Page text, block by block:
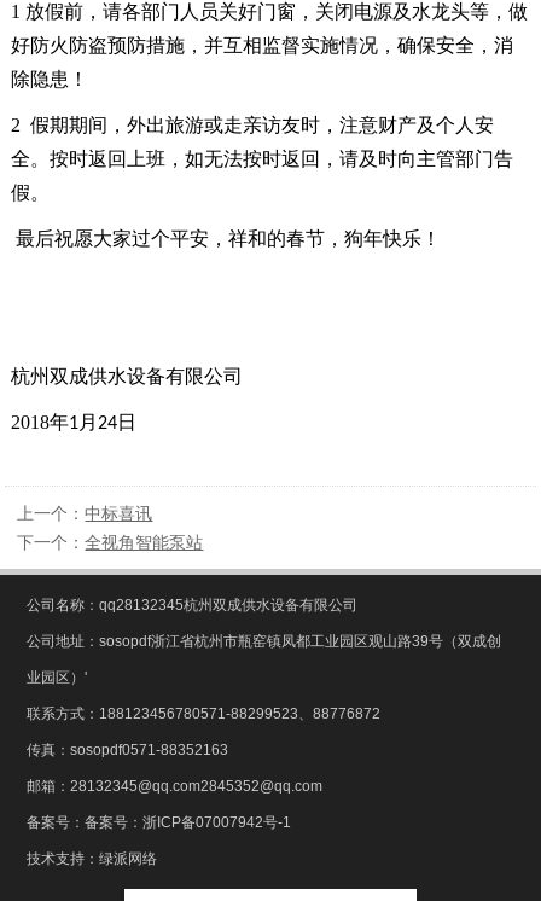
1 放假前，请各部门人员关好门窗，关闭电源及水龙头等，做
好防火防盗预防措施，并互相监督实施情况，确保安全，消
除隐患！
2 假期期间，外出旅游或走亲访友时，注意财产及个人安
全。按时返回上班，如无法按时返回，请及时向主管部门告
假。
最后祝愿大家过个平安，祥和的春节，狗年快乐！
杭州双成供水设备有限公司
2018年1月 24日
上一个：中标喜讯
下一个：全视角智能泵站
公司名称：qq28132345杭州双成供水设备有限公司
公司地址：sosopdf浙江省杭州市瓶窑镇凤都工业园区观山路39号（双成创
业园区）'
联系方式：188123456780571-88299523、88776872
传真：sosopdf0571-88352163
邮箱：28132345@qq.com2845352@qq.com
备案号：备案号：浙ICP备07007942号-1
技术支持：绿派网络